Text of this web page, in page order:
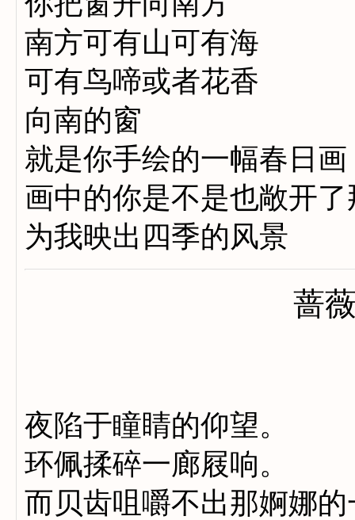
南方可有山可有海
可有鸟啼或者花香
向南的窗
就是你手绘的一幅春日画
画中的你是不是也敞开
为我映出四季的风景
蔷
夜陷于瞳睛的仰望。
环佩揉碎一廊屐响。
而贝齿咀嚼不出那婀娜的